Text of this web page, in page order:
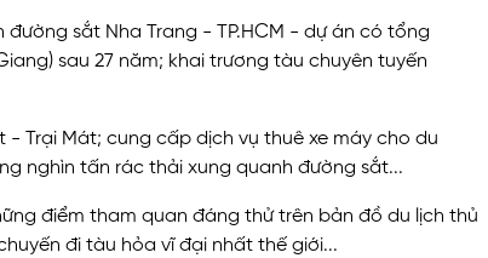
sắt Nha Trang - TP.HCM - dự án có tổng
sau 27 năm; khai trương tàu chuyên tuyến
Trại Mát; cung cấp dịch vụ thuê xe máy cho du
nghìn tấn rác thải xung quanh đường sắt...
điểm tham quan đáng thử trên bản đồ du lịch thủ
đi tàu hỏa vĩ đại nhất thế giới...